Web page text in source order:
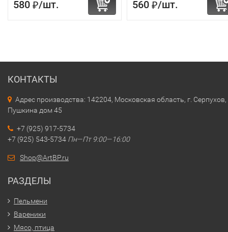
580 ₽/шт. 560 ₽/шт.
КОНТАКТЫ
Адрес производства: 142204, Московская область, г. Серпухов,
Пушкина дом 45
+7 (925) 917-5734
+7 (925) 543-5734 Пн—Пт 9:00—16:00
Shop@ArtBP.ru
РАЗДЕЛЫ
Пельмени
Вареники
Мясо, птица